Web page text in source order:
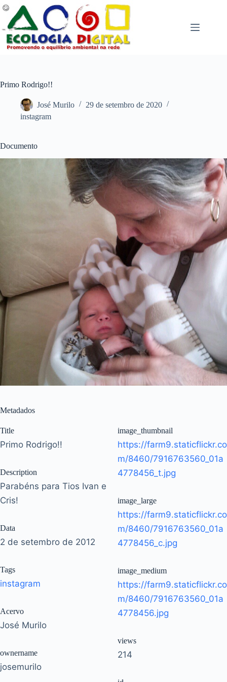
Pular
para
conteúdo
Primo Rodrigo!!
José Murilo
29 de setembro de 2020
instagram
Documento
Metadados
Title
Primo Rodrigo!!
Description
Parabéns para Tios Ivan e
Cris!
Data
2 de setembro de 2012
Tags
instagram
Acervo
José Murilo
ownername
josemurilo
image_thumbnail
https://farm9.staticflickr.co
m/8460/7916763560_01a
4778456_t.jpg
image_large
https://farm9.staticflickr.co
m/8460/7916763560_01a
4778456_c.jpg
image_medium
https://farm9.staticflickr.co
m/8460/7916763560_01a
4778456.jpg
views
214